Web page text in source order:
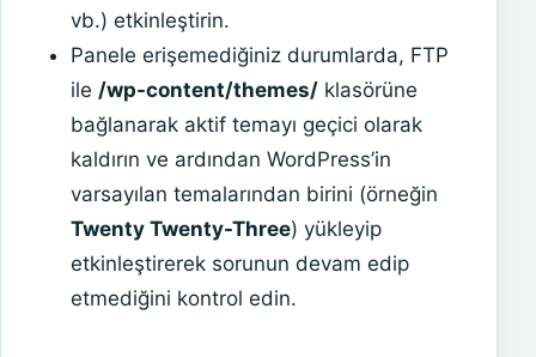
vb.) etkinleştirin.
Panele erişemediğiniz durumlarda, FTP
ile /wp-content/themes/ klasörüne
bağlanarak aktif temayı geçici olarak
kaldırın ve ardından WordPress’in
varsayılan temalarından birini (örneğin
Twenty Twenty-Three) yükleyip
etkinleştirerek sorunun devam edip
etmediğini kontrol edin.